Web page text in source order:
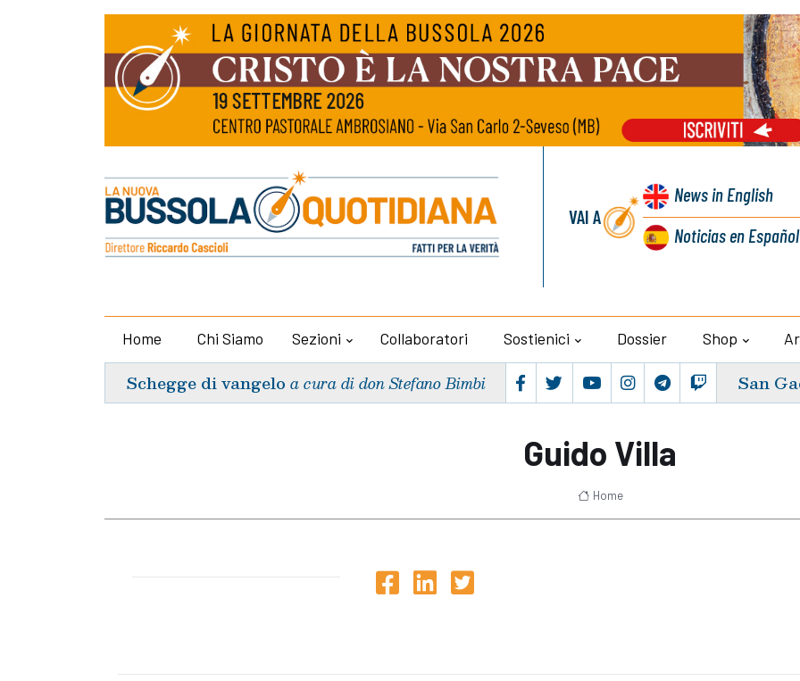
VAI A
Newsin English
Noticiasen Español
Home Chi Siamo Sezioni Collaboratori Sostienici Dossier Shop
Schegge di vangelo a cura di don Stefano Bimbi San
Guido Villa
Home